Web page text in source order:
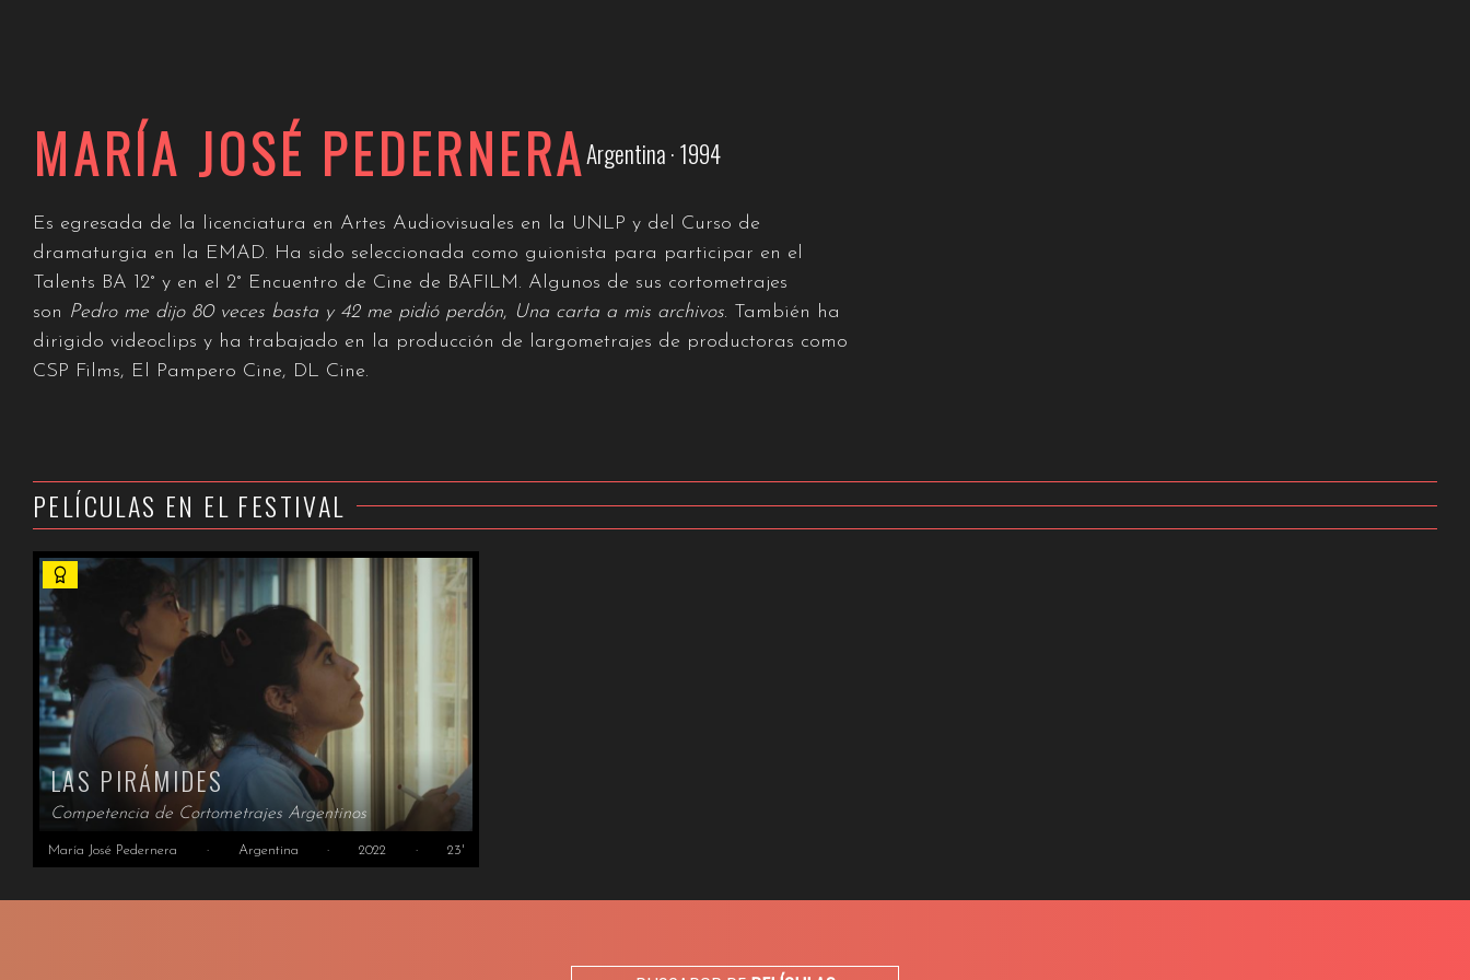
MARÍA JOSÉ PEDERNERAArgentina · 1994
Es egresada de la licenciatura en Artes Audiovisuales en la UNLP y del Curso de
dramaturgia en la EMAD. Ha sido seleccionada como guionista para participar en el
Talents BA 12° y en el 2° Encuentro de Cine de BAFILM. Algunos de sus cortometrajes
son Pedro me dijo 80 veces basta y 42 me pidió perdón, Una carta a mis archivos. También ha
dirigido videoclips y ha trabajado en la producción de largometrajes de productoras como
CSP Films, El Pampero Cine, DL Cine.
PELÍCULAS EN EL FESTIVAL
LAS PIRÁMIDES
Competencia de Cortometrajes Argentinos
María José Pedernera · Argentina · 2022 · 23'